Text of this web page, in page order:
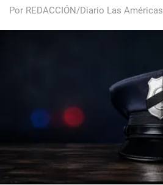
Por REDACCIÓN/Diario Las Américas